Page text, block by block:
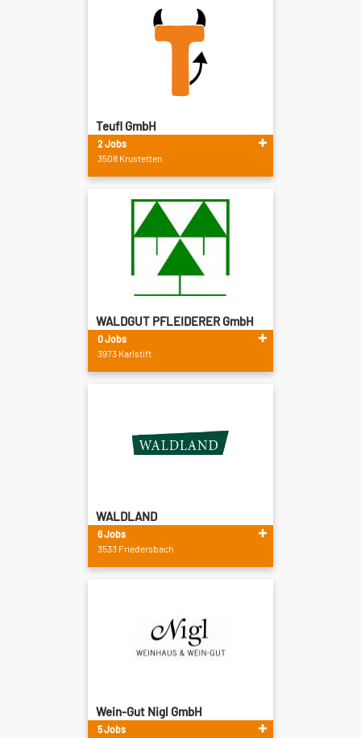
Teufl GmbH
2 Jobs
3508 Krustetten
WALDGUT PFLEIDERER GmbH
...
0 Jobs
3973 Karlstift
WALDLAND
6 Jobs
3533 Friedersbach
Wein-Gut Nigl GmbH
5 Jobs